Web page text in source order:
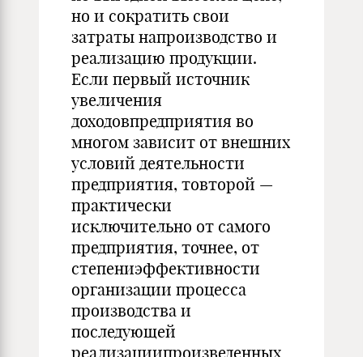
но и сократить свои
затраты напроизводство и
реализацию продукции.
Если первый источник
увеличения
доходовпредприятия во
многом зависит от внешних
условий деятельности
предприятия, товторой —
практически
исключительно от самого
предприятия, точнее, от
степениэффективности
организации процесса
производства и
последующей
реализациипроизведенных